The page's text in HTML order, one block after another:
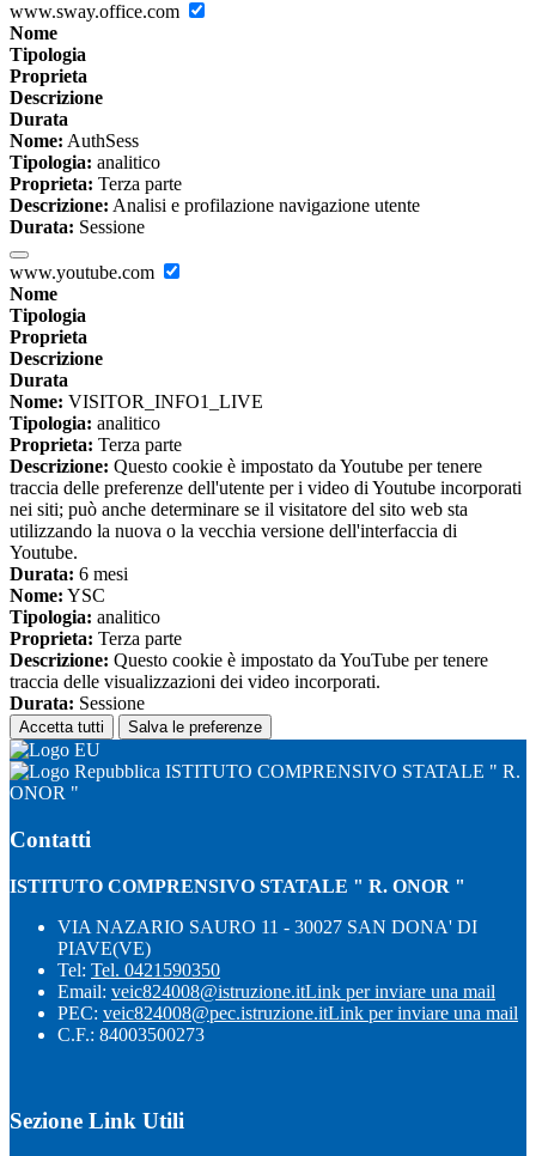
www.sway.office.com
Nome
Tipologia
Proprieta
Descrizione
Durata
Nome: AuthSess
Tipologia: analitico
Proprieta: Terza parte
Descrizione: Analisi e profilazione navigazione utente
Durata: Sessione
www.youtube.com
Nome
Tipologia
Proprieta
Descrizione
Durata
Nome: VISITOR_INFO1_LIVE
Tipologia: analitico
Proprieta: Terza parte
Descrizione: Questo cookie è impostato da Youtube per tenere
traccia delle preferenze dell'utente per i video di Youtube incorporati
nei siti; può anche determinare se il visitatore del sito web sta
utilizzando la nuova o la vecchia versione dell'interfaccia di
Youtube.
Durata: 6 mesi
Nome: YSC
Tipologia: analitico
Proprieta: Terza parte
Descrizione: Questo cookie è impostato da YouTube per tenere
traccia delle visualizzazioni dei video incorporati.
Durata: Sessione
Accetta tutti Salva le preferenze
ISTITUTO COMPRENSIVO STATALE " R.
ONOR "
Contatti
ISTITUTO COMPRENSIVO STATALE " R. ONOR "
VIA NAZARIO SAURO 11 - 30027 SAN DONA' DI
PIAVE(VE)
Tel: Tel. 0421590350
Email: veic824008@istruzione.itLink per inviare una mail
PEC: veic824008@pec.istruzione.itLink per inviare una mail
C.F.: 84003500273
Sezione Link Utili